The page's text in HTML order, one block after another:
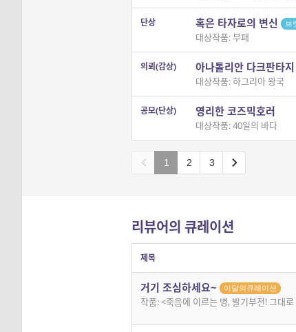
단상 혹은 타자로의 변신 브
대상작품: 부패
의뢰(감상) 아나톨리안 다크판타지
대상작품: 하그리아 왕국
공모(단상) 영리한 코즈믹호러
대상작품: 40일의 바다
1 2 3
리뷰어의 큐레이션
제목
거기 조심하세요~ 이달의큐레이션
작품: <죽음에 이르는 병, 발기부전! 그대